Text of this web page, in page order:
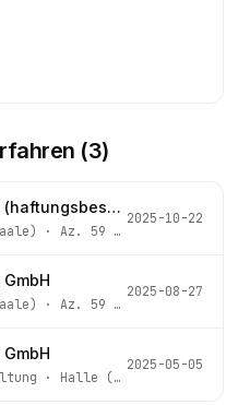
(3)
Online Shopping Mall UG (haftungsbeschränkt) i.L.
· Az. 59 IN 362/25
2025-10-22
· Az. 59 IN 161/25
2025-08-27
· Halle (Saale)
2025-05-05